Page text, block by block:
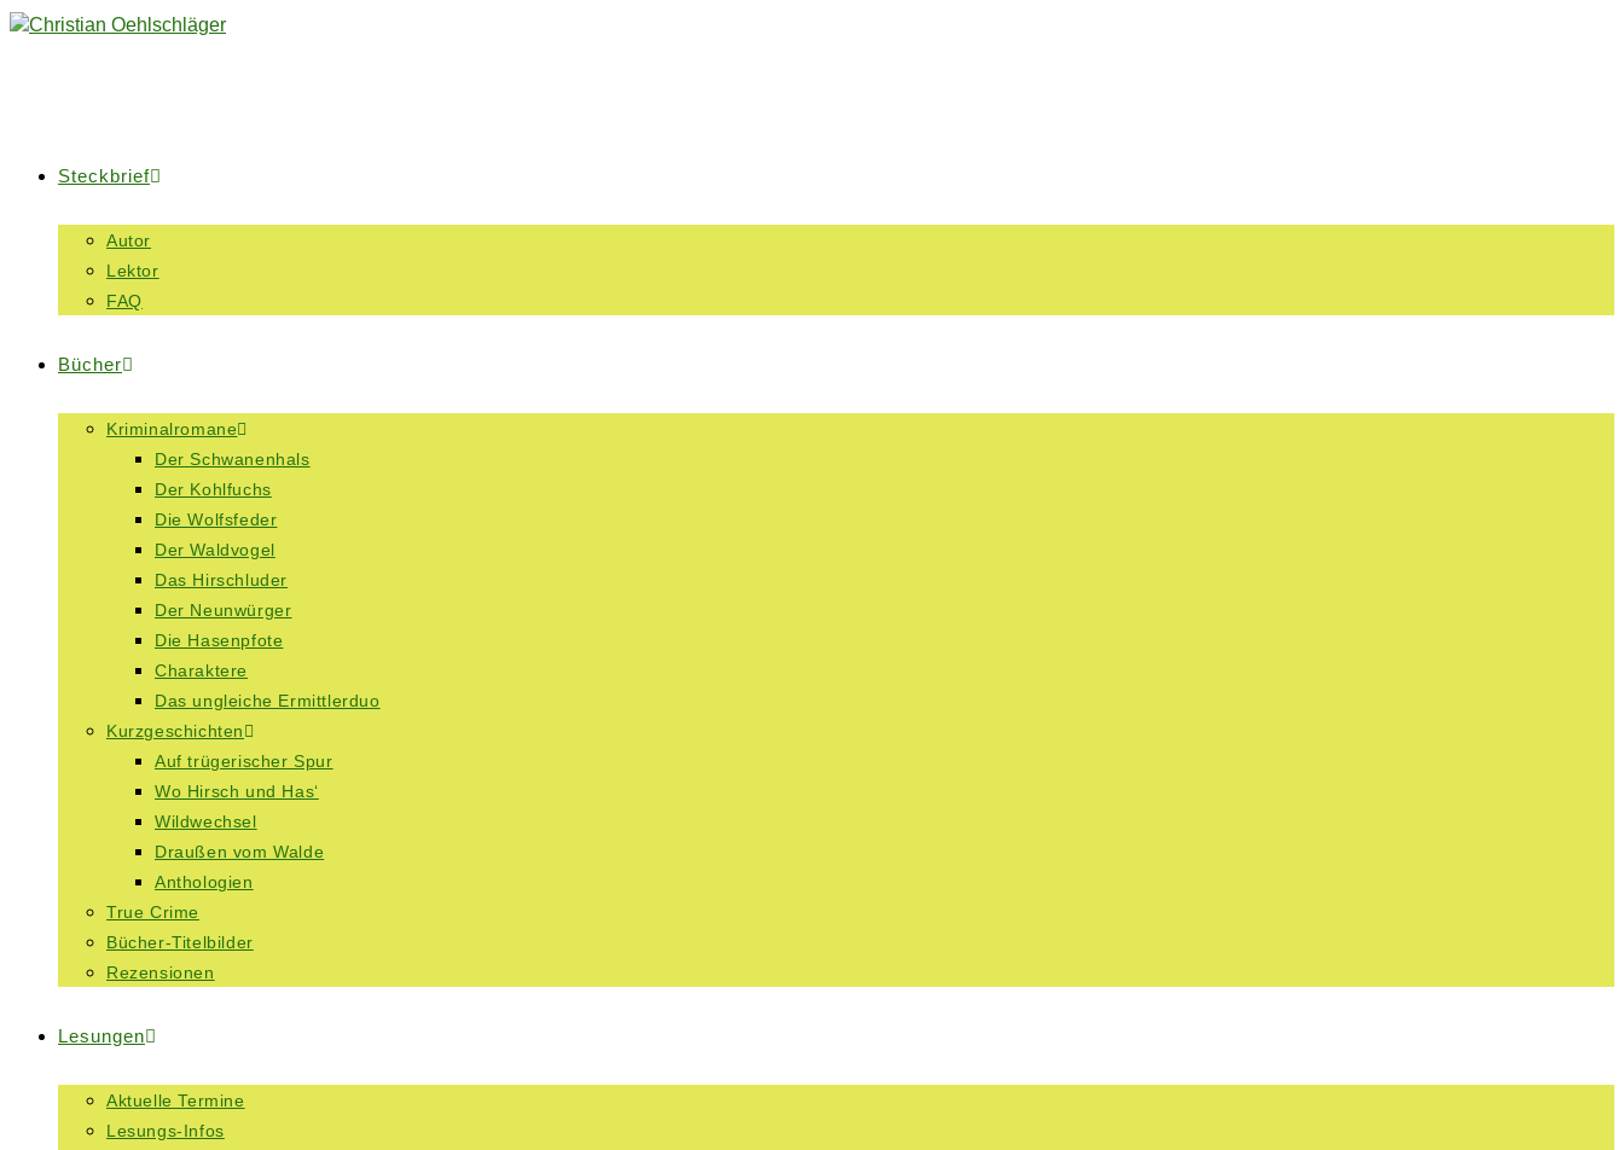
Steckbrief
Autor
Lektor
FAQ
Bücher
Kriminalromane
Der Schwanenhals
Der Kohlfuchs
Die Wolfsfeder
Der Waldvogel
Das Hirschluder
Der Neunwürger
Die Hasenpfote
Charaktere
Das ungleiche Ermittlerduo
Kurzgeschichten
Auf trügerischer Spur
Wo Hirsch und Has‘
Wildwechsel
Draußen vom Walde
Anthologien
True Crime
Bücher-Titelbilder
Rezensionen
Lesungen
Aktuelle Termine
Lesungs-Infos